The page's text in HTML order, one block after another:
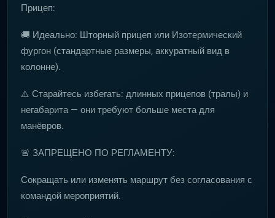
Прицеп:
🚚 Идеально: Шторный прицеп или Изотермический
фургон (стандартные размеры, аккуратный вид в
колонне).
⚠️ Старайтесь избегать: длинных прицепов (тралы) и
негабарита — они требуют больше места для
манёвров.
🚨 ЗАПРЕЩЕНО ПО РЕГЛАМЕНТУ:
Сокращать или изменять маршрут без согласования с
командой мероприятий.